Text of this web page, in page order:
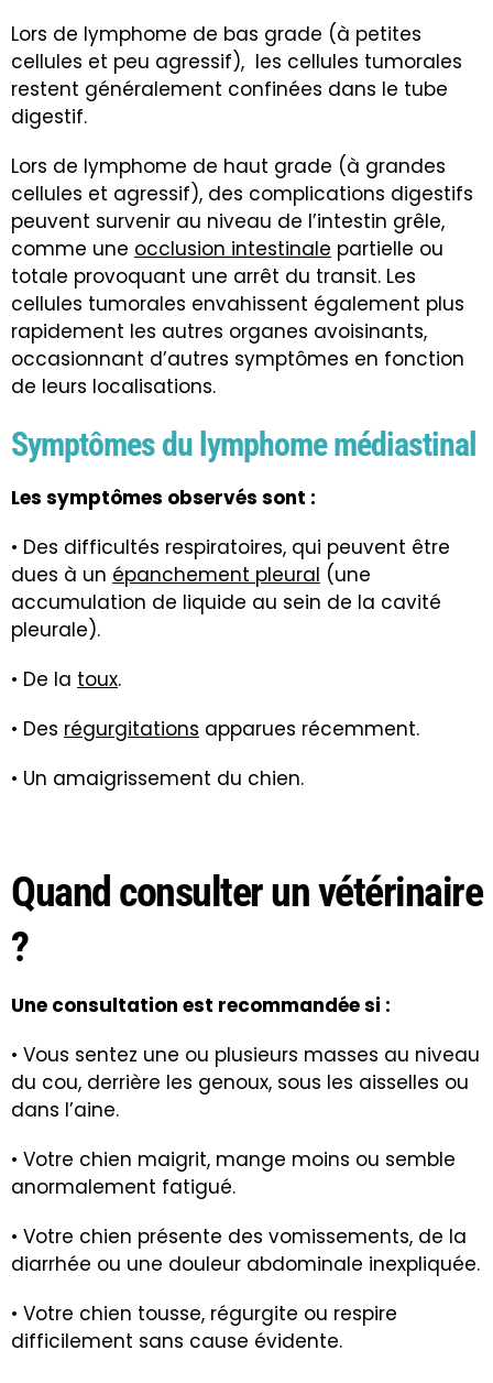
Lors de lymphome de bas grade (à petites
cellules et peu agressif), les cellules tumorales
restent généralement confinées dans le tube
digestif.
Lors de lymphome de haut grade (à grandes
cellules et agressif), des complications digestifs
peuvent survenir au niveau de l’intestin grêle,
comme une occlusion intestinale partielle ou
totale provoquant une arrêt du transit. Les
cellules tumorales envahissent également plus
rapidement les autres organes avoisinants,
occasionnant d’autres symptômes en fonction
de leurs localisations.
Symptômes du lymphome médiastinal
Les symptômes observés sont :
• Des difficultés respiratoires, qui peuvent être
dues à un épanchement pleural (une
accumulation de liquide au sein de la cavité
pleurale).
• De la toux.
• Des régurgitations apparues récemment.
• Un amaigrissement du chien.
Quand consulter un vétérinaire
?
Une consultation est recommandée si :
• Vous sentez une ou plusieurs masses au niveau
du cou, derrière les genoux, sous les aisselles ou
dans l’aine.
• Votre chien maigrit, mange moins ou semble
anormalement fatigué.
• Votre chien présente des vomissements, de la
diarrhée ou une douleur abdominale inexpliquée.
• Votre chien tousse, régurgite ou respire
difficilement sans cause évidente.